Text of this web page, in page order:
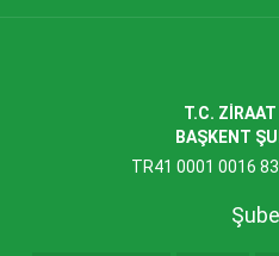
T.C.
BAŞKENT
TR41 0001 0016